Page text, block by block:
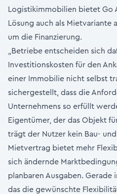
Logistikimmobilien bietet Go
Lösung auch als Mietvariante
um die Finanzierung.
„Betriebe entscheiden sich
Investitionskosten für den
einer Immobilie nicht selbst
sichergestellt, dass die
Unternehmens so erfüllt
Eigentümer, der das Objekt
trägt der Nutzer kein Bau-
Mietvertrag bietet mehr
sich ändernde
planbaren Ausgaben.
das die gewünschte